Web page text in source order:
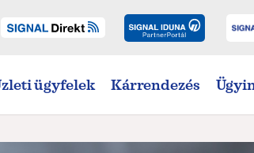
ügyfelek Kárrendezés